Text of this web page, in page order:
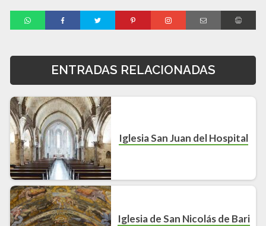
ENTRADAS RELACIONADAS
Iglesia San Juan del Hospital
Iglesia de San Nicolás de Bari